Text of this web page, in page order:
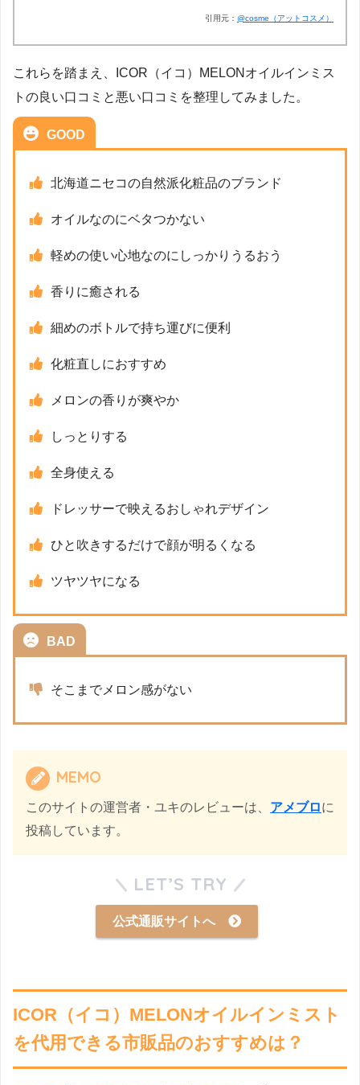
引用元： @cosme（アットコスメ）
これらを踏まえ、ICOR（イコ）MELONオイルインミス
トの良い口コミと悪い口コミを整理してみました。
GOOD
北海道ニセコの自然派化粧品のブランド
オイルなのにベタつかない
軽めの使い心地なのにしっかりうるおう
香りに癒される
細めのボトルで持ち運びに便利
化粧直しにおすすめ
メロンの香りが爽やか
しっとりする
全身使える
ドレッサーで映えるおしゃれデザイン
ひと吹きするだけで顔が明るくなる
ツヤツヤになる
BAD
そこまでメロン感がない
MEMO
このサイトの運営者・ユキのレビューは、 アメブロに
投稿しています。
LET’S TRY
公式通販サイトへ
ICOR（イコ）MELONオイルインミスト
を代用できる市販品のおすすめは？